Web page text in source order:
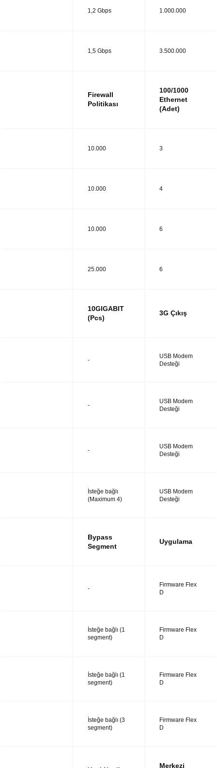
1,2 Gbps 1.000.000
1,5 Gbps 3.500.000
Firewall
Politikası
100/1000
Ethernet
(Adet)
10.000 3
10.000 4
10.000 6
25.000 6
10GIGABIT
(Pcs)
3G Çıkış
-
USB Modem
Desteği
-
USB Modem
Desteği
-
USB Modem
Desteği
İsteğe bağlı
(Maximum 4)
USB Modem
Desteği
Bypass
Segment
Uygulama
-
Firmware Flex
D
İsteğe bağlı (1
segment)
Firmware Flex
D
İsteğe bağlı (1
segment)
Firmware Flex
D
İsteğe bağlı (3
segment)
Firmware Flex
D
Merkezi